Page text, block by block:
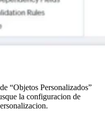
“Objetos Personalizados”
la configuracion de